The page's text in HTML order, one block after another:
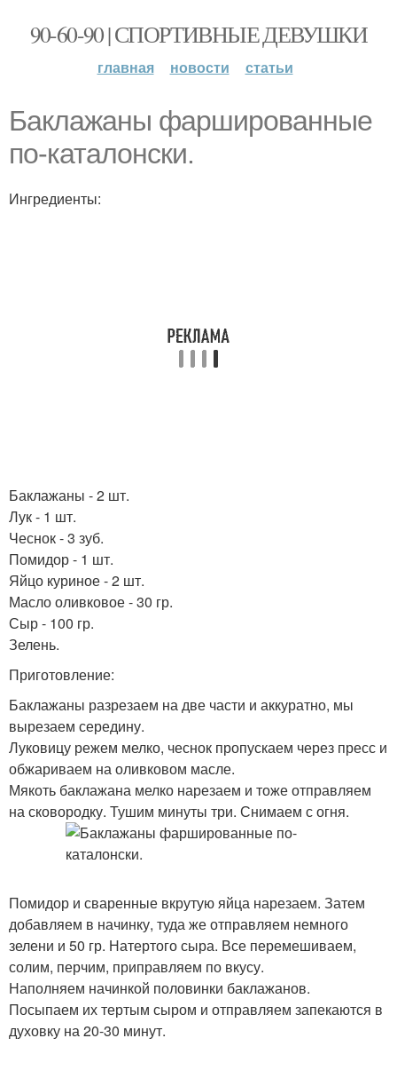
90-60-90 | СПОРТИВНЫЕ ДЕВУШКИ
главная новости статьи
Баклажаны фаршированные
по-каталонски.
Ингредиенты:
Баклажаны - 2 шт.
Лук - 1 шт.
Чеснок - 3 зуб.
Помидор - 1 шт.
Яйцо куриное - 2 шт.
Масло оливковое - 30 гр.
Сыр - 100 гр.
Зелень.
Приготовление:
Баклажаны разрезаем на две части и аккуратно, мы
вырезаем середину.
Луковицу режем мелко, чеснок пропускаем через пресс и
обжариваем на оливковом масле.
Мякоть баклажана мелко нарезаем и тоже отправляем
на сковородку. Тушим минуты три. Снимаем с огня.
Помидор и сваренные вкрутую яйца нарезаем. Затем
добавляем в начинку, туда же отправляем немного
зелени и 50 гр. Натертого сыра. Все перемешиваем,
солим, перчим, приправляем по вкусу.
Наполняем начинкой половинки баклажанов.
Посыпаем их тертым сыром и отправляем запекаются в
духовку на 20-30 минут.